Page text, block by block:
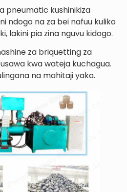
pneumatic kushinikiza
ndogo na za bei nafuu kuliko
lakini pia zina nguvu kidogo.
za briquetting za
kwa wateja kuchagua.
na mahitaji yako.